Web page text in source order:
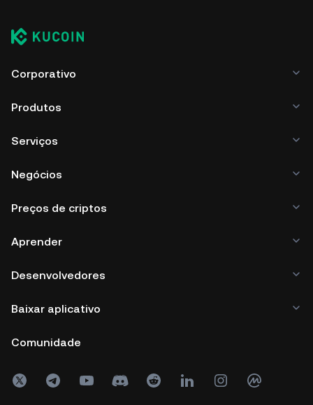
Corporativo
Produtos
Serviços
Negócios
Preços de criptos
Aprender
Desenvolvedores
Baixar aplicativo
Comunidade